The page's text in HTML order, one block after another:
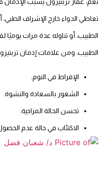
تعاطي الدواء خارج الإشراف
الطبيب، أو تناوله عدة مرات
الطبيب، ومن علامات إدمان
الإفراط في النوم.
الشعور بالسعادة والنشوة.
تحسن الحالة المزاجية.
الاكتئاب في حالة عدم